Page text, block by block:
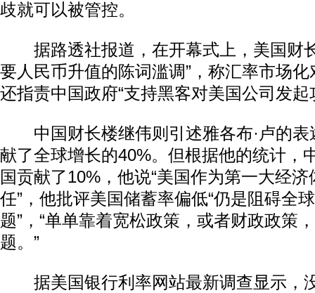
歧就可以被管控。
据路透社报道，在开幕式上，美国财长
要人民币升值的陈词滥调”，称汇率市场
还指责中国政府“支持黑客对美国公司发起
中国财长楼继伟则引述雅各布·卢的表
献了全球增长的40%。但根据他的统计，
国贡献了10%，他说“美国作为第一大经
任”，他批评美国储蓄率偏低“仍是阻碍全
题”，“单单靠着宽松政策，或者财政政策
题。”
据美国银行利率网站最新调查显示，